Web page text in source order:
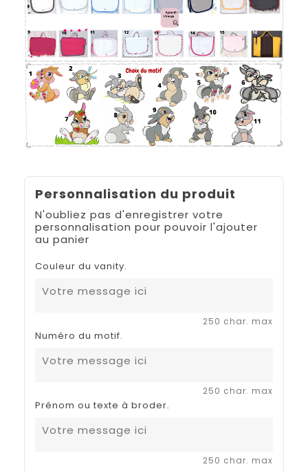
Personnalisation du produit
N'oubliez pas d'enregistrer votre
personnalisation pour pouvoir l'ajouter
au panier
Couleur du vanity.
250 char. max
Numéro du motif.
250 char. max
Prénom ou texte à broder.
250 char. max